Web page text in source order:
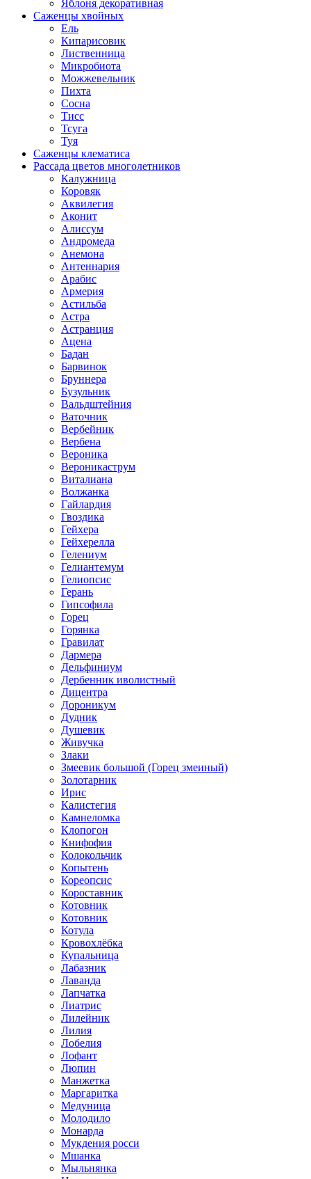
Яблоня декоративная
Саженцы хвойных
Ель
Кипарисовик
Лиственница
Микробиота
Можжевельник
Пихта
Сосна
Тисс
Тсуга
Туя
Саженцы клематиса
Рассада цветов многолетников
Калужница
Коровяк
Аквилегия
Аконит
Алиссум
Андромеда
Анемона
Антеннария
Арабис
Армерия
Астильба
Астра
Астранция
Ацена
Бадан
Барвинок
Бруннера
Бузульник
Вальдштейния
Ваточник
Вербейник
Вербена
Вероника
Вероникаструм
Виталиана
Волжанка
Гайлардия
Гвоздика
Гейхера
Гейхерелла
Гелениум
Гелиантемум
Гелиопсис
Герань
Гипсофила
Горец
Горянка
Гравилат
Дармера
Дельфиниум
Дербенник иволистный
Дицентра
Дороникум
Дудник
Душевик
Живучка
Злаки
Змеевик большой (Горец змеиный)
Золотарник
Ирис
Калистегия
Камнеломка
Клопогон
Книфофия
Колокольчик
Копытень
Кореопсис
Короставник
Котовник
Котовник
Котула
Кровохлёбка
Купальница
Лабазник
Лаванда
Лапчатка
Лиатрис
Лилейник
Лилия
Лобелия
Лофант
Люпин
Манжетка
Маргаритка
Медуница
Молодило
Монарда
Мукдения росси
Мшанка
Мыльнянка